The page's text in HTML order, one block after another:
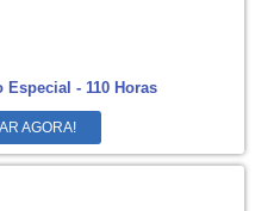
Especial - 110 Horas
AGORA!